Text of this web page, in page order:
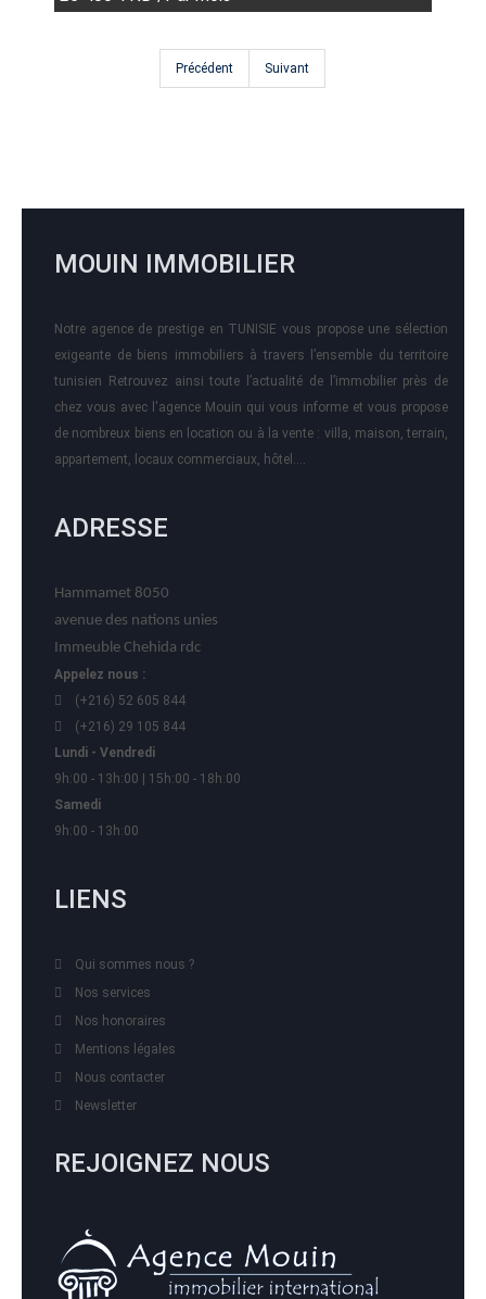
Précédent Suivant
MOUIN IMMOBILIER
Notre agence de prestige en TUNISIE vous propose une sélection
exigeante de biens immobiliers à travers l’ensemble du territoire
tunisien Retrouvez ainsi toute l’actualité de l’immobilier près de
chez vous avec l'agence Mouin qui vous informe et vous propose
de nombreux biens en location ou à la vente : villa, maison, terrain,
appartement, locaux commerciaux, hôtel….
ADRESSE
Hammamet 8050
avenue des nations unies
Immeuble Chehida rdc
Appelez nous :
(+216) 52 605 844
(+216) 29 105 844
Lundi - Vendredi
9h:00 - 13h:00 | 15h:00 - 18h:00
Samedi
9h:00 - 13h:00
LIENS
Qui sommes nous ?
Nos services
Nos honoraires
Mentions légales
Nous contacter
Newsletter
REJOIGNEZ NOUS